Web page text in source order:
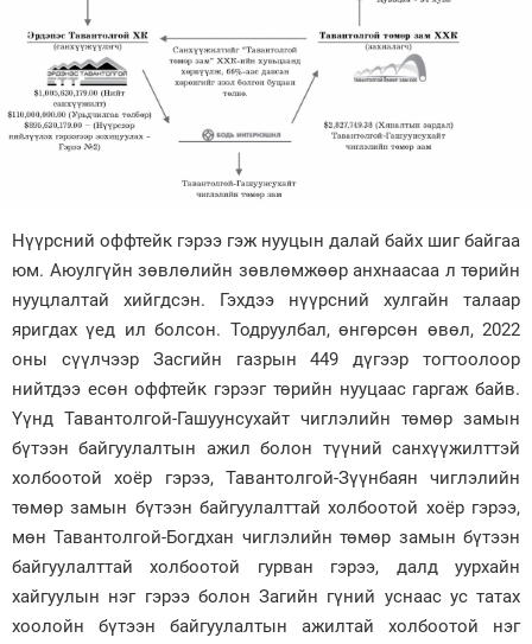
Үзэл бодол
Спорт
Нийгэм
Зурхай
Нүүрсний оффтейк гэрээ гэж нууцын далай байх шиг байгаа
юм. Аюулгүйн зөвлөлийн зөвлөмжөөр анхнаасаа л төрийн
нууцлалтай хийгдсэн. Гэхдээ нүүрсний хулгайн талаар
яригдах үед ил болсон. Тодруулбал, өнгөрсөн өвөл, 2022
оны сүүлчээр Засгийн газрын 449 дүгээр тогтоолоор
нийтдээ есөн оффтейк гэрээг төрийн нууцаас гаргаж байв.
Үүнд Тавантолгой-Гашуунсухайт чиглэлийн төмөр замын
бүтээн байгуулалтын ажил болон түүний санхүүжилттэй
холбоотой хоёр гэрээ, Тавантолгой-Зүүнбаян чиглэлийн
төмөр замын бүтээн байгуулалттай холбоотой хоёр гэрээ,
мөн Тавантолгой-Богдхан чиглэлийн төмөр замын бүтээн
байгуулалттай холбоотой гурван гэрээ, далд уурхайн
хайгуулын нэг гэрээ болон Загийн гүний уснаас ус татах
хоолойн бүтээн байгуулалтын ажилтай холбоотой нэг